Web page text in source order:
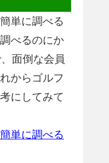
単に調べる
べるのにか
面倒な会員
からゴルフ
にしてみて
単に調べる